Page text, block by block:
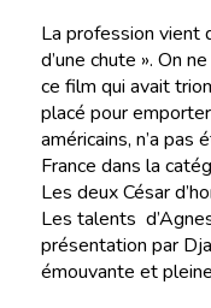
La profession vient
d’une chute ». On
ce film qui avait
placé pour
américains, n’a
France dans la
Les deux César
Les talents
présentation par
émouvante et